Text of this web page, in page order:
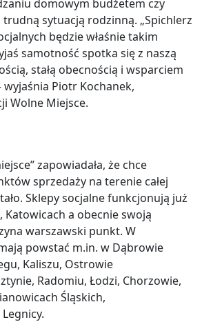
domowym budżetem czy
sytuacją rodzinną. „Spichlerz
będzie właśnie takim
samotność spotka się z naszą
stałą obecnością i wsparciem
wyjaśnia Piotr Kochanek,
Wolne Miejsce.
zapowiadała, że chce
sprzedaży na terenie całej
Sklepy socjalne funkcjonują już
Katowicach a obecnie swoją
warszawski punkt. W
powstać m.in. w Dąbrowie
Kaliszu, Ostrowie
Radomiu, Łodzi, Chorzowie,
Śląskich,